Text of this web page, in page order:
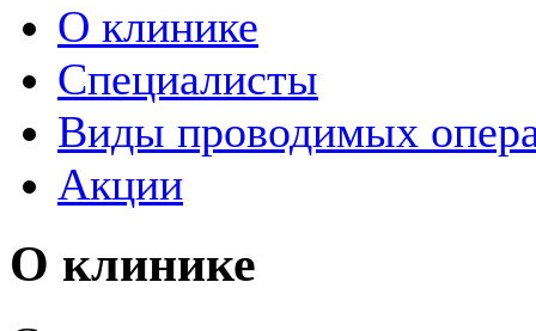
О клинике
Специалисты
Виды проводимых
Акции
О клинике